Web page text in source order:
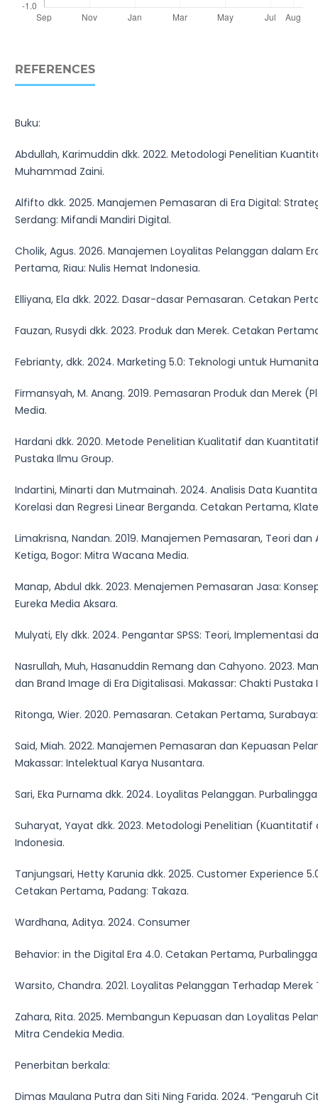
REFERENCES
Buku:
Abdullah, Karimuddin dkk. 2022. Metodologi Penelitian
Muhammad Zaini.
Alfifto dkk. 2025. Manajemen Pemasaran di Era Digital:
Serdang: Mifandi Mandiri Digital.
Cholik, Agus. 2026. Manajemen Loyalitas Pelanggan dalam
Pertama, Riau: Nulis Hemat Indonesia.
Elliyana, Ela dkk. 2022. Dasar-dasar Pemasaran. Cetakan
Fauzan, Rusydi dkk. 2023. Produk dan Merek. Cetakan
Febrianty, dkk. 2024. Marketing 5.0: Teknologi untuk
Firmansyah, M. Anang. 2019. Pemasaran Produk dan Merek
Media.
Hardani dkk. 2020. Metode Penelitian Kualitatif dan
Pustaka Ilmu Group.
Indartini, Minarti dan Mutmainah. 2024. Analisis Data
Korelasi dan Regresi Linear Berganda. Cetakan Pertama,
Limakrisna, Nandan. 2019. Manajemen Pemasaran, Teori dan
Ketiga, Bogor: Mitra Wacana Media.
Manap, Abdul dkk. 2023. Menajemen Pemasaran Jasa:
Eureka Media Aksara.
Mulyati, Ely dkk. 2024. Pengantar SPSS: Teori, Implementasi
Nasrullah, Muh, Hasanuddin Remang dan Cahyono. 2023.
dan Brand Image di Era Digitalisasi. Makassar: Chakti Pustaka
Ritonga, Wier. 2020. Pemasaran. Cetakan Pertama,
Said, Miah. 2022. Manajemen Pemasaran dan Kepuasan
Makassar: Intelektual Karya Nusantara.
Sari, Eka Purnama dkk. 2024. Loyalitas Pelanggan.
Suharyat, Yayat dkk. 2023. Metodologi Penelitian
Indonesia.
Tanjungsari, Hetty Karunia dkk. 2025. Customer Experience
Cetakan Pertama, Padang: Takaza.
Wardhana, Aditya. 2024. Consumer
Behavior: in the Digital Era 4.0. Cetakan Pertama,
Warsito, Chandra. 2021. Loyalitas Pelanggan Terhadap Merek
Zahara, Rita. 2025. Membangun Kepuasan dan Loyalitas
Mitra Cendekia Media.
Penerbitan berkala:
Dimas Maulana Putra dan Siti Ning Farida. 2024. “Pengaruh